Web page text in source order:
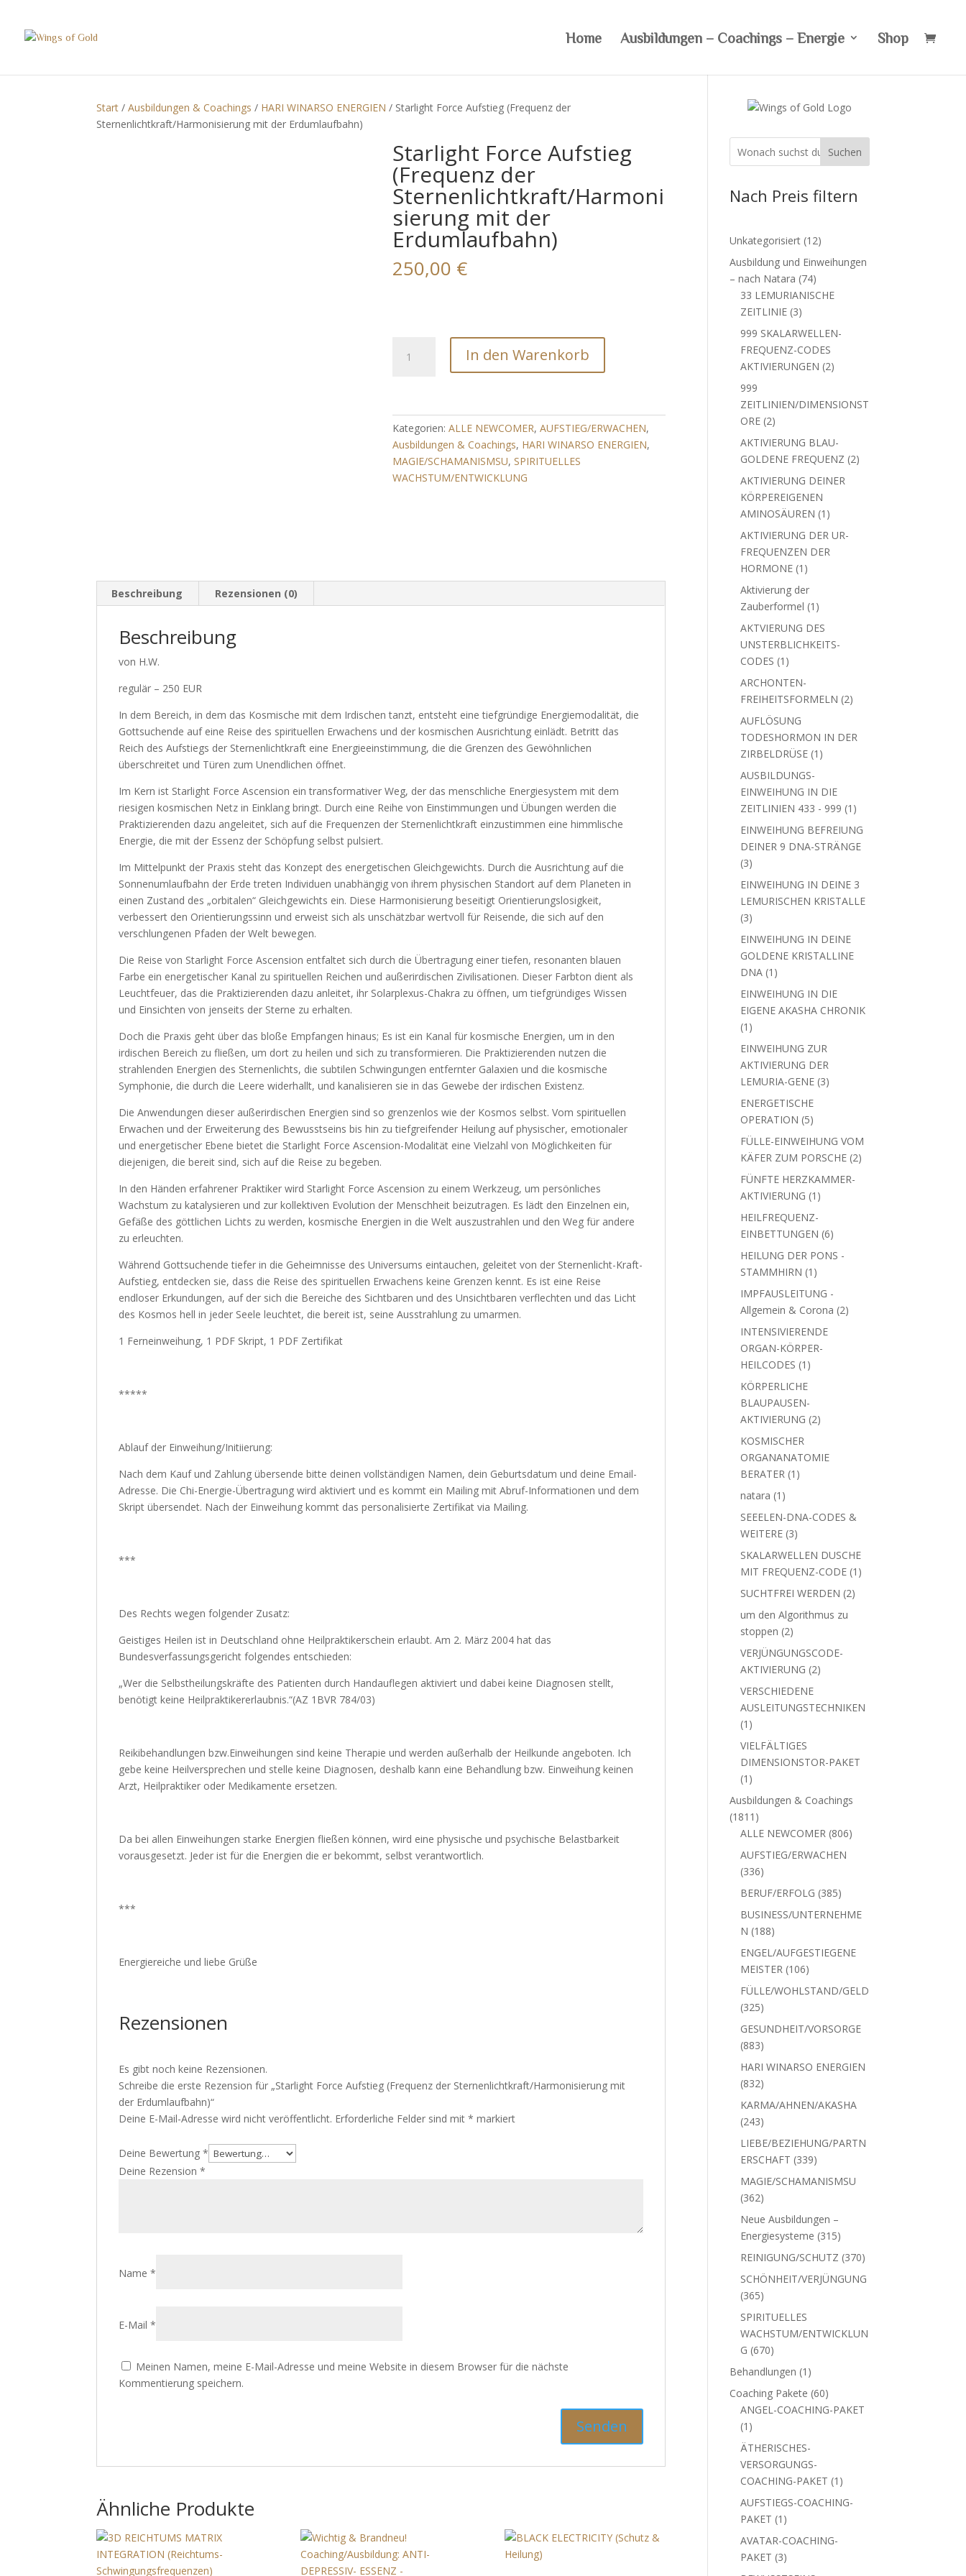
Home Ausbildungen – Coachings – Energie Shop
Start /Ausbildungen & Coachings / HARI WINARSO ENERGIEN / Starlight Force Aufstieg (Frequenz der
Sternenlichtkraft/Harmonisierung mit der Erdumlaufbahn)
Starlight Force Aufstieg
(Frequenz der
Sternenlichtkraft/Harmoni
sierung mit der
Erdumlaufbahn)
250,00 €
Force
Sternenlichtkraft/Harmonisierung
mit
der
Erdumlaufbahn)
In den Warenkorb
Kategorien:ALLE NEWCOMER,AUFSTIEG/ERWACHEN,
Ausbildungen & Coachings, HARI WINARSO ENERGIEN,
MAGIE/SCHAMANISMSU,SPIRITUELLES
WACHSTUM/ENTWICKLUNG
Beschreibung Rezensionen (0)
Beschreibung
von H.W.
regulär – 250 EUR
In dem Bereich, in dem das Kosmische mit dem Irdischen tanzt, entsteht eine tiefgründige Energiemodalität, die
Gottsuchende auf eine Reise des spirituellen Erwachens und der kosmischen Ausrichtung einlädt. Betritt das
Reich des Aufstiegs der Sternenlichtkraft eine Energieeinstimmung, die die Grenzen des Gewöhnlichen
überschreitet und Türen zum Unendlichen öffnet.
Im Kern ist Starlight Force Ascension ein transformativer Weg, der das menschliche Energiesystem mit dem
riesigen kosmischen Netz in Einklang bringt. Durch eine Reihe von Einstimmungen und Übungen werden die
Praktizierenden dazu angeleitet, sich auf die Frequenzen der Sternenlichtkraft einzustimmen eine himmlische
Energie, die mit der Essenz der Schöpfung selbst pulsiert.
Im Mittelpunkt der Praxis steht das Konzept des energetischen Gleichgewichts. Durch die Ausrichtung auf die
Sonnenumlaufbahn der Erde treten Individuen unabhängig von ihrem physischen Standort auf dem Planeten in
einen Zustand des „orbitalen“ Gleichgewichts ein. Diese Harmonisierung beseitigt Orientierungslosigkeit,
verbessert den Orientierungssinn und erweist sich als unschätzbar wertvoll für Reisende, die sich auf den
verschlungenen Pfaden der Welt bewegen.
Die Reise von Starlight Force Ascension entfaltet sich durch die Übertragung einer tiefen, resonanten blauen
Farbe ein energetischer Kanal zu spirituellen Reichen und außerirdischen Zivilisationen. Dieser Farbton dient als
Leuchtfeuer, das die Praktizierenden dazu anleitet, ihr Solarplexus-Chakra zu öffnen, um tiefgründiges Wissen
und Einsichten von jenseits der Sterne zu erhalten.
Doch die Praxis geht über das bloße Empfangen hinaus; Es ist ein Kanal für kosmische Energien, um in den
irdischen Bereich zu fließen, um dort zu heilen und sich zu transformieren. Die Praktizierenden nutzen die
strahlenden Energien des Sternenlichts, die subtilen Schwingungen entfernter Galaxien und die kosmische
Symphonie, die durch die Leere widerhallt, und kanalisieren sie in das Gewebe der irdischen Existenz.
Die Anwendungen dieser außerirdischen Energien sind so grenzenlos wie der Kosmos selbst. Vom spirituellen
Erwachen und der Erweiterung des Bewusstseins bis hin zu tiefgreifender Heilung auf physischer, emotionaler
und energetischer Ebene bietet die Starlight Force Ascension-Modalität eine Vielzahl von Möglichkeiten für
diejenigen, die bereit sind, sich auf die Reise zu begeben.
In den Händen erfahrener Praktiker wird Starlight Force Ascension zu einem Werkzeug, um persönliches
Wachstum zu katalysieren und zur kollektiven Evolution der Menschheit beizutragen. Es lädt den Einzelnen ein,
Gefäße des göttlichen Lichts zu werden, kosmische Energien in die Welt auszustrahlen und den Weg für andere
zu erleuchten.
Während Gottsuchende tiefer in die Geheimnisse des Universums eintauchen, geleitet von der Sternenlicht-Kraft-
Aufstieg, entdecken sie, dass die Reise des spirituellen Erwachens keine Grenzen kennt. Es ist eine Reise
endloser Erkundungen, auf der sich die Bereiche des Sichtbaren und des Unsichtbaren verflechten und das Licht
des Kosmos hell in jeder Seele leuchtet, die bereit ist, seine Ausstrahlung zu umarmen.
1 Ferneinweihung, 1 PDF Skript, 1 PDF Zertifikat
*****
Ablauf der Einweihung/Initiierung:
Nach dem Kauf und Zahlung übersende bitte deinen vollständigen Namen, dein Geburtsdatum und deine Email-
Adresse. Die Chi-Energie-Übertragung wird aktiviert und es kommt ein Mailing mit Abruf-Informationen und dem
Skript übersendet. Nach der Einweihung kommt das personalisierte Zertifikat via Mailing.
***
Des Rechts wegen folgender Zusatz:
Geistiges Heilen ist in Deutschland ohne Heilpraktikerschein erlaubt. Am 2. März 2004 hat das
Bundesverfassungsgericht folgendes entschieden:
„Wer die Selbstheilungskräfte des Patienten durch Handauflegen aktiviert und dabei keine Diagnosen stellt,
benötigt keine Heilpraktikererlaubnis.“(AZ 1BVR 784/03)
Reikibehandlungen bzw.Einweihungen sind keine Therapie und werden außerhalb der Heilkunde angeboten. Ich
gebe keine Heilversprechen und stelle keine Diagnosen, deshalb kann eine Behandlung bzw. Einweihung keinen
Arzt, Heilpraktiker oder Medikamente ersetzen.
Da bei allen Einweihungen starke Energien fließen können, wird eine physische und psychische Belastbarkeit
vorausgesetzt. Jeder ist für die Energien die er bekommt, selbst verantwortlich.
***
Energiereiche und liebe Grüße
Rezensionen
Es gibt noch keine Rezensionen.
Schreibe die erste Rezension für „Starlight Force Aufstieg (Frequenz der Sternenlichtkraft/Harmonisierung mit
der Erdumlaufbahn)“
Deine E-Mail-Adresse wird nicht veröffentlicht. Erforderliche Felder sind mit* markiert
Deine Bewertung*
Deine Rezension*
Name*
E-Mail*
Meinen Namen, meine E-Mail-Adresse und meine Website in diesem Browser für die nächste
Kommentierung speichern.
Ähnliche Produkte
Suchen
Nach Preis filtern
Unkategorisiert 1212
Produkte
Ausbildung und Einweihungen
– nach Natara 7474
Produkte
33 LEMURIANISCHE
ZEITLINIE 33
Produkte
999 SKALARWELLEN-
FREQUENZ-CODES
AKTIVIERUNGEN 22
999
ZEITLINIEN/DIMENSIONST
ORE 22
Produkte
AKTIVIERUNG BLAU-
GOLDENE FREQUENZ 22
AKTIVIERUNG DEINER
KÖRPEREIGENEN
AMINOSÄUREN 1 1
Produkt
AKTIVIERUNG DER UR-
FREQUENZEN DER
HORMONE 1 1
Aktivierung der
Zauberformel 1 1
Produkt
AKTVIERUNG DES
UNSTERBLICHKEITS-
CODES 1 1
Produkt
ARCHONTEN-
FREIHEITSFORMELN 22
AUFLÖSUNG
TODESHORMON IN DER
ZIRBELDRÜSE 1 1
AUSBILDUNGS-
EINWEIHUNG IN DIE
ZEITLINIEN 433 - 999 1 1
Produkt
EINWEIHUNG BEFREIUNG
DEINER 9 DNA-STRÄNGE
33
Produkte
EINWEIHUNG IN DEINE 3
LEMURISCHEN KRISTALLE
33
Produkte
EINWEIHUNG IN DEINE
GOLDENE KRISTALLINE
DNA 1 1
Produkt
EINWEIHUNG IN DIE
EIGENE AKASHA CHRONIK
1 1
Produkt
EINWEIHUNG ZUR
AKTIVIERUNG DER
LEMURIA-GENE 33
ENERGETISCHE
OPERATION 55
Produkte
FÜLLE-EINWEIHUNG VOM
KÄFER ZUM PORSCHE 22
FÜNFTE HERZKAMMER-
AKTIVIERUNG 1 1
HEILFREQUENZ-
EINBETTUNGEN 66
Produkte
HEILUNG DER PONS -
STAMMHIRN 1 1
Produkt
IMPFAUSLEITUNG -
Allgemein & Corona 22
INTENSIVIERENDE
ORGAN-KÖRPER-
HEILCODES 1 1
Produkt
KÖRPERLICHE
BLAUPAUSEN-
AKTIVIERUNG 22
KOSMISCHER
ORGANANATOMIE
BERATER 1 1
natara 1 1
Produkt
SEEELEN-DNA-CODES &
WEITERE 33
Produkte
SKALARWELLEN DUSCHE
MIT FREQUENZ-CODE 1 1
SUCHTFREI WERDEN 22
um den Algorithmus zu
stoppen 22
Produkte
VERJÜNGUNGSCODE-
AKTIVIERUNG 22
VERSCHIEDENE
AUSLEITUNGSTECHNIKEN
1 1
Produkt
VIELFÄLTIGES
DIMENSIONSTOR-PAKET
1 1
Produkt
Ausbildungen & Coachings
1811 1811
Produkte
ALLE NEWCOMER 806806
AUFSTIEG/ERWACHEN
336336
Produkte
BERUF/ERFOLG 385385
Produkte
BUSINESS/UNTERNEHME
N 188188
Produkte
ENGEL/AUFGESTIEGENE
MEISTER 106106
Produkte
FÜLLE/WOHLSTAND/GELD
325325
Produkte
GESUNDHEIT/VORSORGE
883883
Produkte
HARI WINARSO ENERGIEN
832832
Produkte
KARMA/AHNEN/AKASHA
243243
Produkte
LIEBE/BEZIEHUNG/PARTN
ERSCHAFT 339339
Produkte
MAGIE/SCHAMANISMSU
362362
Produkte
Neue Ausbildungen –
Energiesysteme 315315
Produkte
REINIGUNG/SCHUTZ 370370
Produkte
SCHÖNHEIT/VERJÜNGUNG
365365
Produkte
SPIRITUELLES
WACHSTUM/ENTWICKLUN
G 670670
Produkte
Behandlungen 1 1
Produkt
Coaching Pakete 6060
Produkte
ANGEL-COACHING-PAKET
1 1
Produkt
ÄTHERISCHES-
VERSORGUNGS-
COACHING-PAKET 1 1
Produkt
AUFSTIEGS-COACHING-
PAKET 1 1
Produkt
AVATAR-COACHING-
PAKET 33
Produkte